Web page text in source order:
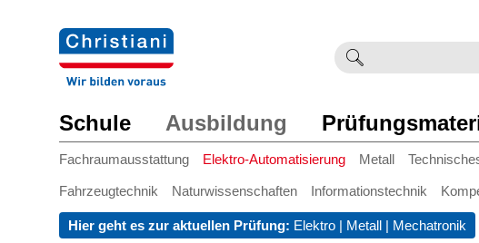
eingeben
Schule Ausbildung
Fachraumausstattung Elektro-Automatisierung Metall
Fahrzeugtechnik Naturwissenschaften Informationstechnik
Hier geht es zur aktuellen Prüfung: Elektro | Metall | Mechatronik